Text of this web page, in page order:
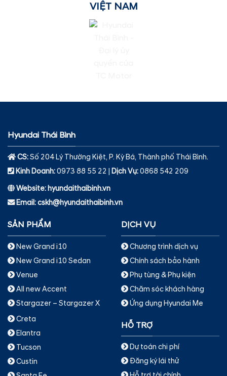
VIỆT NAM
Hyundai Thái Bình
CS:Số 204 Lý Thường Kiệt, P. Kỳ Bá, Thành phố Thái Bình.
Kinh Doanh:0973 88 55 22 | Dịch Vụ:0868 542 209
Website: hyundaithaibinh.vn
Email: cskh@hyundaithaibinh.vn
SẢN PHẨM
New Grand i10
New Grand i10 Sedan
Venue
All new Accent
Stargazer – Stargazer X
Creta
Elantra
Tucson
Custin
DỊCH VỤ
Chương trình dịch vụ
Chính sách bảo hành
Phụ tùng & Phụ kiện
Chăm sóc khách hàng
Ứng dụng Hyundai Me
HỖ TRỢ
Dự toán chi phí
Đăng ký lái thử